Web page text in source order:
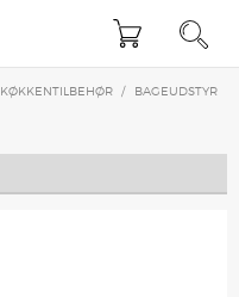
×
KØKKENTILBEHØR /
BAGEUDSTYR